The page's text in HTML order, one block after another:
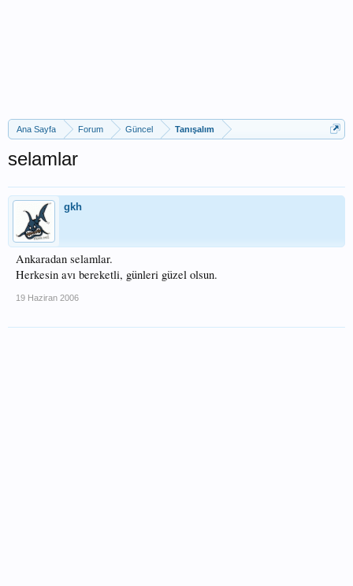
Ana Sayfa Forum Güncel Tanışalım
selamlar
gkh
Ankaradan selamlar.
Herkesin avı bereketli, günleri güzel olsun.
19 Haziran 2006